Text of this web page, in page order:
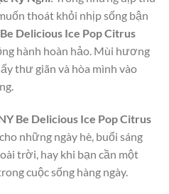
thoát khỏi nhịp sống bận
Delicious Ice Pop Citrus
hành hoàn hảo. Mùi hương
thư giãn và hòa mình vào
Be Delicious Ice Pop Citrus
những ngày hè, buổi sáng
trời, hay khi bạn cần một
cuộc sống hàng ngày.